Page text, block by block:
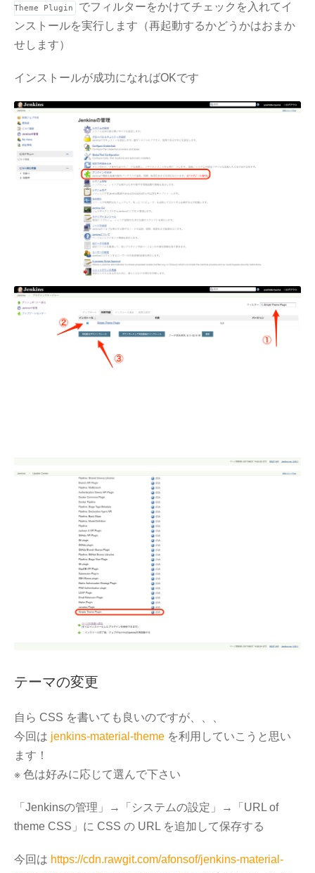
Theme Plugin
でフィルターをかけてチェックを入れてイ
ンストールを実行します（再起動するかどうかはおまか
せします）
インストールが成功になればOKです
テーマの変更
自ら CSS を書いても良いのですが、、、
今回は jenkins-material-theme を利用していこうと思い
ます！
※ 色は好みに応じて選んで下さい
「Jenkinsの管理」→「システムの設定」→「URL of
theme CSS」に CSS の URL を追加して保存する
今回は https://cdn.rawgit.com/afonsof/jenkins-material-